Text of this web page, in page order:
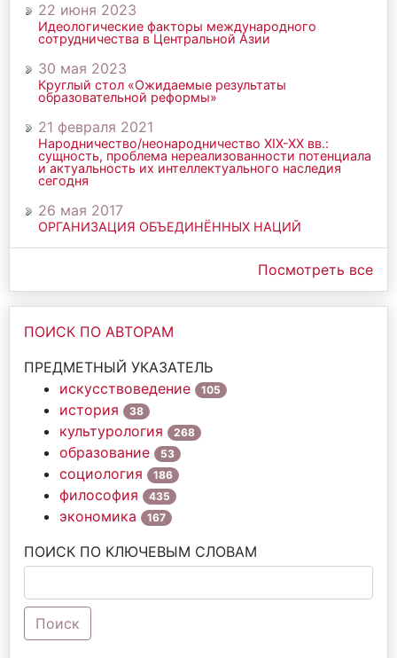
22 июня 2023
Идеологические факторы международного
сотрудничества в Центральной Азии
30 мая 2023
Круглый стол «Ожидаемые результаты
образовательной реформы»
21 февраля 2021
Народничество/неонародничество ХIХ-ХХ вв.:
сущность, проблема нереализованности потенциала
и актуальность их интеллектуального наследия
сегодня
26 мая 2017
ОРГАНИЗАЦИЯ ОБЪЕДИНЁННЫХ НАЦИЙ
Посмотреть все
ПОИСК ПО АВТОРАМ
ПРЕДМЕТНЫЙ УКАЗАТЕЛЬ
искусствоведение
105
история 38
культурология 268
образование 53
социология 186
философия 435
экономика 167
ПОИСК ПО КЛЮЧЕВЫМ СЛОВАМ
Поиск